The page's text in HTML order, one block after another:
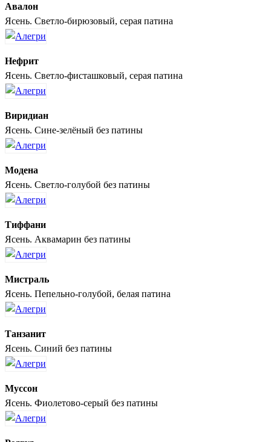
Авалон
Ясень. Светло-бирюзовый, серая патина
Нефрит
Ясень. Светло-фисташковый, серая патина
Виридиан
Ясень. Сине-зелёный без патины
Модена
Ясень. Светло-голубой без патины
Тиффани
Ясень. Аквамарин без патины
Мистраль
Ясень. Пепельно-голубой, белая патина
Танзанит
Ясень. Синий без патины
Муссон
Ясень. Фиолетово-серый без патины